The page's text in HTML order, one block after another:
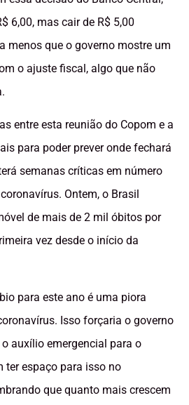
6,00, mas cair de R$ 5,00
menos que o governo mostre um
o ajuste fiscal, algo que não
entre esta reunião do Copom e a
para poder prever onde fechará
semanas críticas em número
Ontem, o Brasil
de mais de 2 mil óbitos por
vez desde o início da
para este ano é uma piora
Isso forçaria o governo
auxílio emergencial para o
ter espaço para isso no
que quanto mais crescem